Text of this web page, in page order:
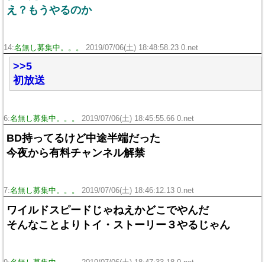
え？もうやるのか
14:名無し募集中。。。 2019/07/06(土) 18:48:58.23 0.net
>>5
初放送
6:名無し募集中。。。 2019/07/06(土) 18:45:55.66 0.net
BD持ってるけど中途半端だった
今夜から有料チャンネル解禁
7:名無し募集中。。。 2019/07/06(土) 18:46:12.13 0.net
ワイルドスピードじゃねえかどこでやんだ
そんなことよりトイ・ストーリー３やるじゃん